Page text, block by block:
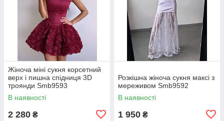
Жіноча міні сукня корсетний
верх і пишна спідниця 3D
троянди Smb9593
В наявності
2 280 ₴
Розкішна жіноча сукня максі з
мереживом Smb9592
В наявності
1 950 ₴